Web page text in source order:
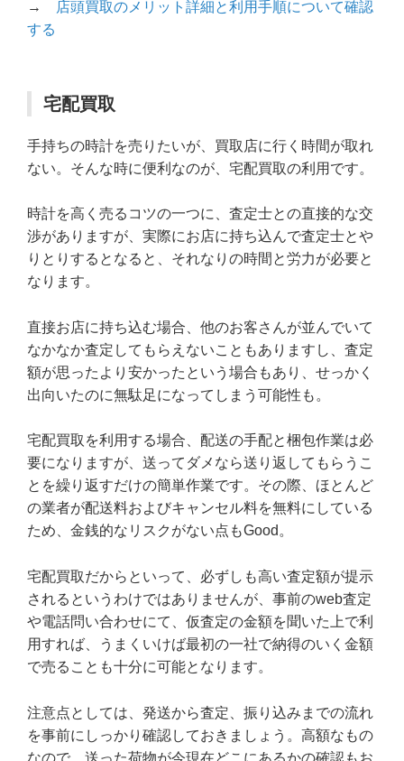
→
店頭買取のメリット詳細と利用手順について確認
する
宅配買取
手持ちの時計を売りたいが、買取店に行く時間が取れ
ない。そんな時に便利なのが、宅配買取の利用です。
時計を高く売るコツの一つに、査定士との直接的な交
渉がありますが、実際にお店に持ち込んで査定士とや
りとりするとなると、それなりの時間と労力が必要と
なります。
直接お店に持ち込む場合、他のお客さんが並んでいて
なかなか査定してもらえないこともありますし、査定
額が思ったより安かったという場合もあり、せっかく
出向いたのに無駄足になってしまう可能性も。
宅配買取を利用する場合、配送の手配と梱包作業は必
要になりますが、送ってダメなら送り返してもらうこ
とを繰り返すだけの簡単作業です。その際、ほとんど
の業者が配送料およびキャンセル料を無料にしている
ため、金銭的なリスクがない点もGood。
宅配買取だからといって、必ずしも高い査定額が提示
されるというわけではありませんが、事前のweb査定
や電話問い合わせにて、仮査定の金額を聞いた上で利
用すれば、うまくいけば最初の一社で納得のいく金額
で売ることも十分に可能となります。
注意点としては、発送から査定、振り込みまでの流れ
を事前にしっかり確認しておきましょう。高額なもの
なので、送った荷物が今現在どこにあるかの確認もお